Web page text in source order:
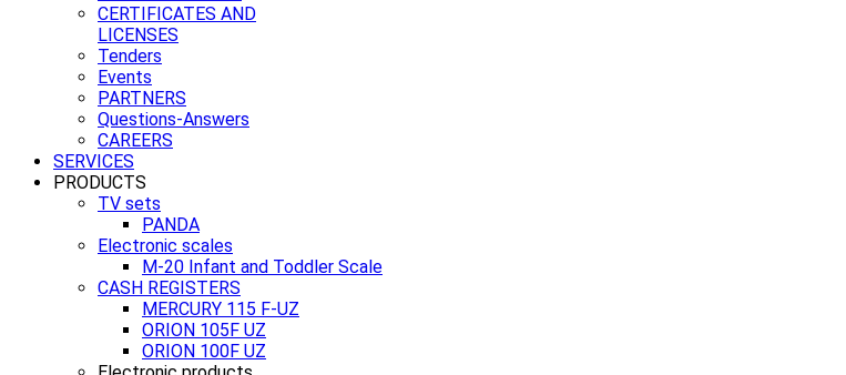
CERTIFICATES AND
LICENSES
Tenders
Events
PARTNERS
Questions-Answers
CAREERS
SERVICES
PRODUCTS
TV sets
PANDA
Electronic scales
M-20 Infant and Toddler Scale
CASH REGISTERS
MERCURY 115 F-UZ
ORION 105F UZ
ORION 100F UZ